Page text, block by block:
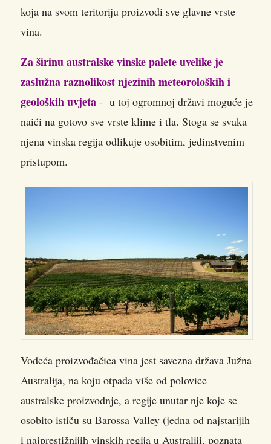
koja na svom teritoriju proizvodi sve glavne vrste
vina.
Za širinu australske vinske palete uvelike je
zaslužna raznolikost njezinih meteoroloških i
geoloških uvjeta - u toj ogromnoj državi moguće je
naići na gotovo sve vrste klime i tla. Stoga se svaka
njena vinska regija odlikuje osobitim, jedinstvenim
pristupom.
Vodeća proizvođačica vina jest savezna država Južna
Australija, na koju otpada više od polovice
australske proizvodnje, a regije unutar nje koje se
osobito ističu su Barossa Valley (jedna od najstarijih
i najprestižnijih vinskih regija u Australiji, poznata